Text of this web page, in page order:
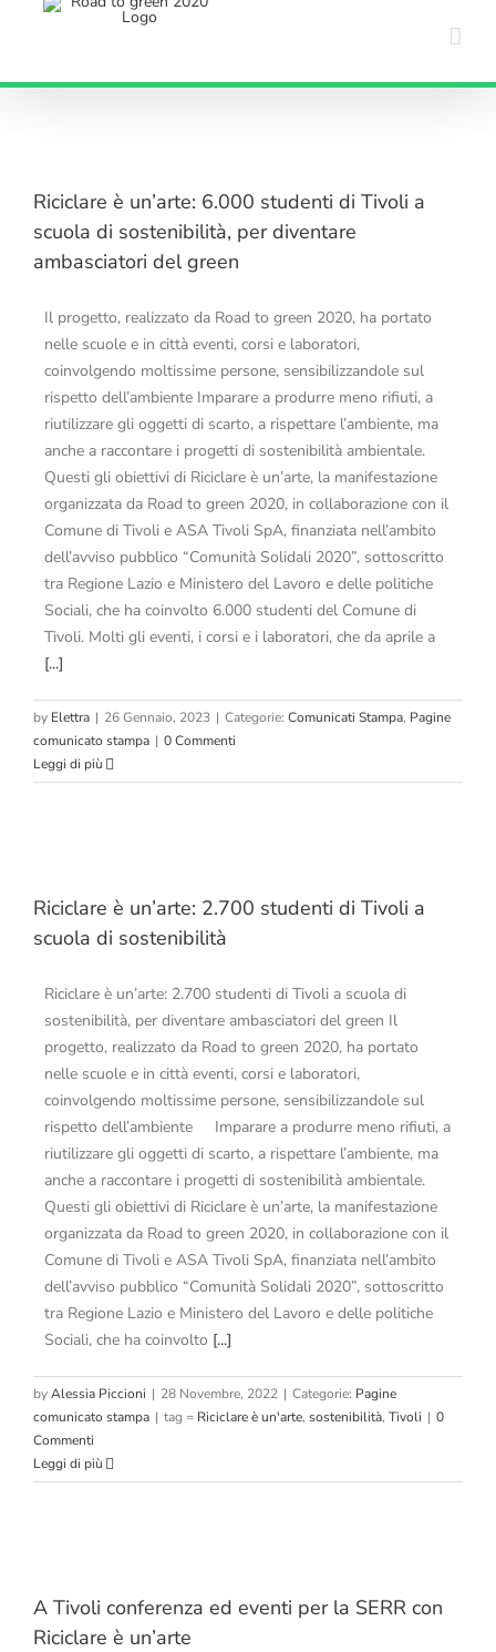
Riciclare è un’arte: 6.000 studenti di Tivoli a
scuola di sostenibilità, per diventare
ambasciatori del green
Il progetto, realizzato da Road to green 2020, ha portato
nelle scuole e in città eventi, corsi e laboratori,
coinvolgendo moltissime persone, sensibilizzandole sul
rispetto dell’ambiente Imparare a produrre meno rifiuti, a
riutilizzare gli oggetti di scarto, a rispettare l’ambiente, ma
anche a raccontare i progetti di sostenibilità ambientale.
Questi gli obiettivi di Riciclare è un’arte, la manifestazione
organizzata da Road to green 2020, in collaborazione con il
Comune di Tivoli e ASA Tivoli SpA, finanziata nell’ambito
dell’avviso pubblico “Comunità Solidali 2020”, sottoscritto
tra Regione Lazio e Ministero del Lavoro e delle politiche
Sociali, che ha coinvolto 6.000 studenti del Comune di
Tivoli. Molti gli eventi, i corsi e i laboratori, che da aprile a
[...]
by Elettra | 26 Gennaio, 2023 | Categorie: Comunicati Stampa, Pagine
comunicato stampa | 0 Commenti
Leggi di più
Riciclare è un’arte: 2.700 studenti di Tivoli a
scuola di sostenibilità
Riciclare è un’arte: 2.700 studenti di Tivoli a scuola di
sostenibilità, per diventare ambasciatori del green Il
progetto, realizzato da Road to green 2020, ha portato
nelle scuole e in città eventi, corsi e laboratori,
coinvolgendo moltissime persone, sensibilizzandole sul
rispetto dell’ambiente Imparare a produrre meno rifiuti, a
riutilizzare gli oggetti di scarto, a rispettare l’ambiente, ma
anche a raccontare i progetti di sostenibilità ambientale.
Questi gli obiettivi di Riciclare è un’arte, la manifestazione
organizzata da Road to green 2020, in collaborazione con il
Comune di Tivoli e ASA Tivoli SpA, finanziata nell’ambito
dell’avviso pubblico “Comunità Solidali 2020”, sottoscritto
tra Regione Lazio e Ministero del Lavoro e delle politiche
Sociali, che ha coinvolto [...]
byAlessia Piccioni | 28 Novembre, 2022 | Categorie: Pagine
comunicato stampa | tag = Riciclare è un'arte, sostenibilità, Tivoli | 0
Commenti
Leggi di più
A Tivoli conferenza ed eventi per la SERR con
Riciclare è un’arte